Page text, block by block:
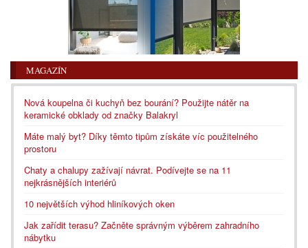
MAGAZÍN
Nová koupelna či kuchyň bez bourání? Použijte nátěr na
keramické obklady od značky Balakryl
Máte malý byt? Díky těmto tipům získáte víc použitelného
prostoru
Chaty a chalupy zažívají návrat. Podívejte se na 11
nejkrásnějších interiérů
10 největších výhod hliníkových oken
Jak zařídit terasu? Začněte správným výběrem zahradního
nábytku